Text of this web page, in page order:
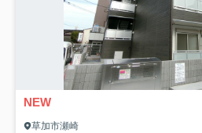
NEW
草加市瀬崎